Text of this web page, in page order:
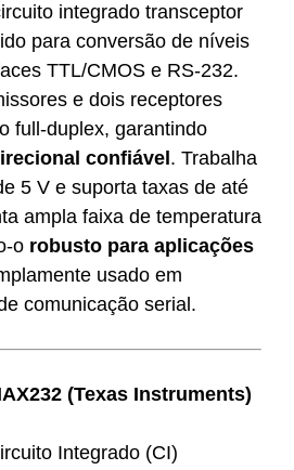
integrado transceptor
para conversão de níveis
TTL/CMOS e RS-232.
e dois receptores
full-duplex, garantindo
confiável. Trabalha
5 V e suporta taxas de até
ampla faixa de temperatura
o robusto para aplicações
usado em
comunicação serial.
(Texas Instruments)
Integrado (CI)